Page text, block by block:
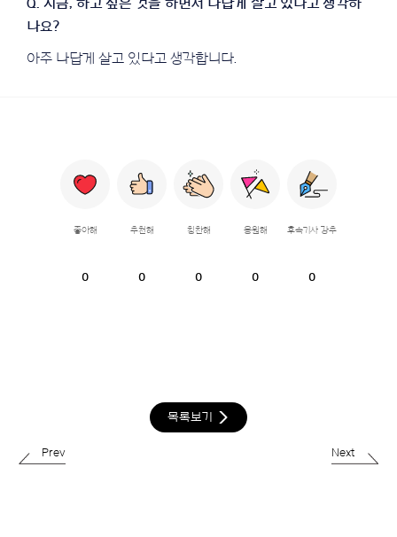
아주 나답게 살고 있다고 생각합니다.
좋아해
0
추천해
0
칭찬해
0
응원해
0
후속기사 강추
0
목록보기
Prev Next